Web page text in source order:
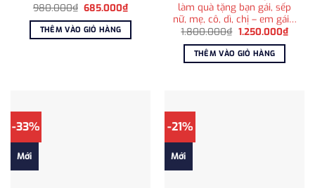
980.000₫ Giá
là:
980.000₫.
685.000₫Giá
hiện
tại
685.000₫.
THÊM VÀO GIỎ HÀNG
làm quà tặng bạn gái, sếp
nữ, mẹ, cô, dì, chị – em gái…
1.800.000₫ Giá
là:
1.800.000₫.
1.250.000₫Giá
hiện
THÊM VÀO GIỎ HÀNG
-33%
Mới
-21%
Mới